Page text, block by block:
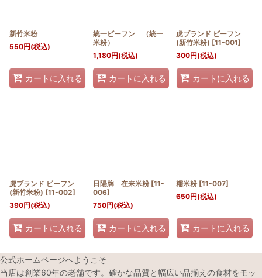
新竹米粉
550円(税込)
カートに入れる
統一ビーフン （統一
米粉）
1,180円(税込)
カートに入れる
虎ブランド ビーフン
(新竹米粉) [11-001]
300円(税込)
カートに入れる
虎ブランド ビーフン
(新竹米粉) [11-002]
390円(税込)
カートに入れる
日陽牌 在来米粉 [11-
006]
750円(税込)
カートに入れる
糯米粉 [11-007]
650円(税込)
カートに入れる
公式ホームページへようこそ
当店は創業60年の老舗です。確かな品質と幅広い品揃えの食材をモッ